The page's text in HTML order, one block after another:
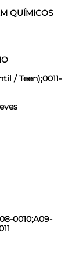
QUÍMICOS
/ Teen);0011-
0010;A09-